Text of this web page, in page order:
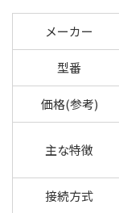
メーカー
型番
価格(参考)
主な特徴
接続方式